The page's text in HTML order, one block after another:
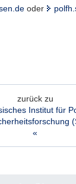
oder
zurück zu
Institut für
«